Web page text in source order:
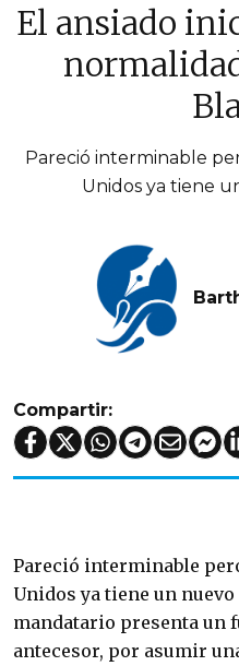
El ansiado
Pareció interminable
Unidos ya tiene
Compartir:
Pareció interminable
Unidos ya tiene un
mandatario presenta un
antecesor, por asumir